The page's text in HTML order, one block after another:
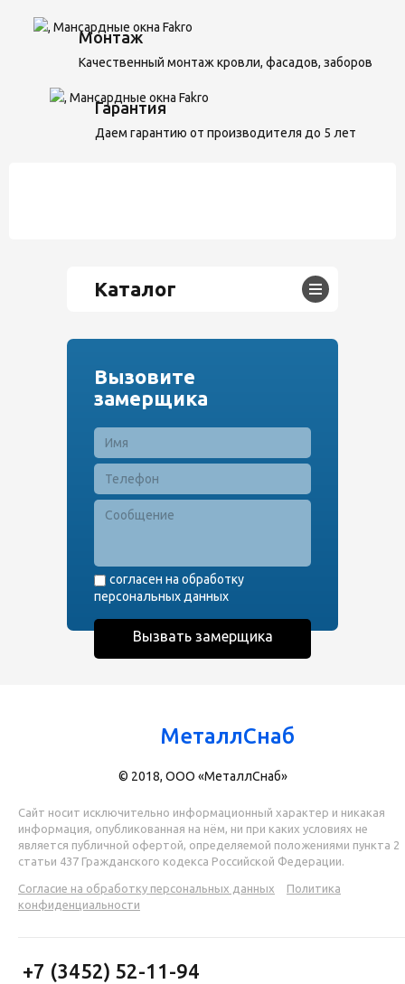
Монтаж
Качественный монтаж кровли, фасадов, заборов
Гарантия
Даем гарантию от производителя до 5 лет
Каталог
Вызовите
замерщика
согласен на обработку
персональных данных
МеталлСнаб
© 2018, ООО «МеталлСнаб»
Сайт носит исключительно информационный характер и никакая
информация, опубликованная на нём, ни при каких условиях не
является публичной офертой, определяемой положениями пункта 2
статьи 437 Гражданского кодекса Российской Федерации.
Согласие на обработку персональных данных
Политика
конфиденциальности
+7 (3452) 52-11-94